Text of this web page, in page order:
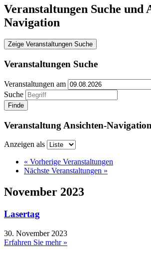
Veranstaltungen Suche und
Navigation
Zeige Veranstaltungen Suche
Veranstaltungen Suche
Veranstaltungen am
Suche
Veranstaltung Ansichten-Navigation
Anzeigen als
« Vorherige Veranstaltungen
Nächste Veranstaltungen »
November 2023
Lasertag
30. November 2023
Erfahren Sie mehr »